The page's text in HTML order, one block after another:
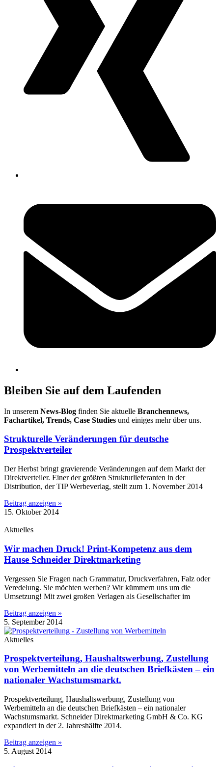
Bleiben Sie auf dem Laufenden
In unserem News-Blog finden Sie aktuelle Branchennews,
Fachartikel, Trends, Case Studies und einiges mehr über uns.
Strukturelle Veränderungen für deutsche
Prospektverteiler
Der Herbst bringt gravierende Veränderungen auf dem Markt der
Direktverteiler. Einer der größten Strukturlieferanten in der
Distribution, der TIP Werbeverlag, stellt zum 1. November 2014
Beitrag anzeigen »
15. Oktober 2014
Aktuelles
Wir machen Druck! Print-Kompetenz aus dem
Hause Schneider Direktmarketing
Vergessen Sie Fragen nach Grammatur, Druckverfahren, Falz oder
Veredelung. Sie möchten werben? Wir kümmern uns um die
Umsetzung! Mit zwei großen Verlagen als Gesellschafter im
Beitrag anzeigen »
5. September 2014
Aktuelles
Prospektverteilung, Haushaltswerbung, Zustellung
von Werbemitteln an die deutschen Briefkästen – ein
nationaler Wachstumsmarkt.
Prospektverteilung, Haushaltswerbung, Zustellung von
Werbemitteln an die deutschen Briefkästen – ein nationaler
Wachstumsmarkt. Schneider Direktmarketing GmbH & Co. KG
expandiert in der 2. Jahreshälfte 2014.
Beitrag anzeigen »
5. August 2014